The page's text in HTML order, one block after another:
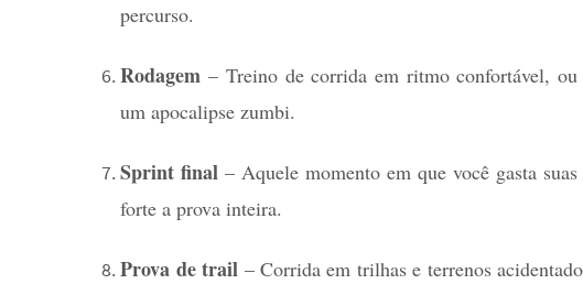
percurso.
Rodagem – Treino de corrida em ritmo confortável,
um apocalipse zumbi.
Sprint final – Aquele momento em que você gasta
forte a prova inteira.
Prova de trail – Corrida em trilhas e terrenos